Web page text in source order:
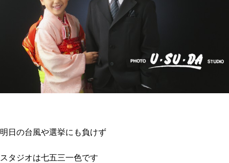
明日の台風や選挙にも負けず
スタジオは七五三一色です